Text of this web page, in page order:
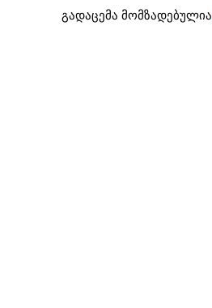
გადაცემა მომზადებულია